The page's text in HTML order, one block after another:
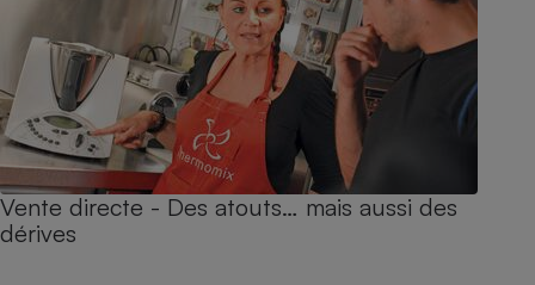
Vente directe - Des atouts… mais aussi des
dérives